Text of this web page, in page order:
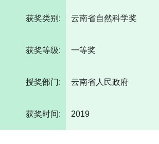
获奖类别: 云南省自然科学奖
获奖等级: 一等奖
授奖部门: 云南省人民政府
获奖时间: 2019